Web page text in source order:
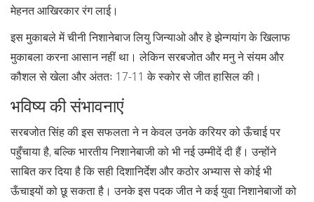
मेहनत आखिरकार रंग लाई।
इस मुकाबले में चीनी निशानेबाज लियु जिन्याओ और हे झेन्गयांग के खिलाफ
मुकाबला करना आसान नहीं था। लेकिन सरबजोत और मनु ने संयम और
कौशल से खेला और अंततः 17-11 के स्कोर से जीत हासिल की।
भविष्य की संभावनाएं
सरबजोत सिंह की इस सफलता ने न केवल उनके करियर को ऊँचाई पर
पहुँचाया है, बल्कि भारतीय निशानेबाजी को भी नई उम्मीदें दी हैं। उन्होंने
साबित कर दिया है कि सही दिशानिर्देश और कठोर अभ्यास से कोई भी
ऊँचाइयों को छू सकता है। उनके इस पदक जीत ने कई युवा निशानेबाजों को